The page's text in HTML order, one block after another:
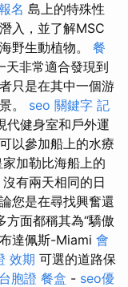
名 島上的特殊性
入，並了解MSC
野生動植物。 餐
天非常適合發現到
只是在其中一個游
。 seo 關鍵字 記
代健身室和戶外運
以參加船上的水療
加勒比海船上的
沒有兩天相同的日
您是在尋找興奮還
方面都稱其為“驕傲
達佩斯-Miami 會
效期 可選的道路保
台胞證 餐盒 - seo優